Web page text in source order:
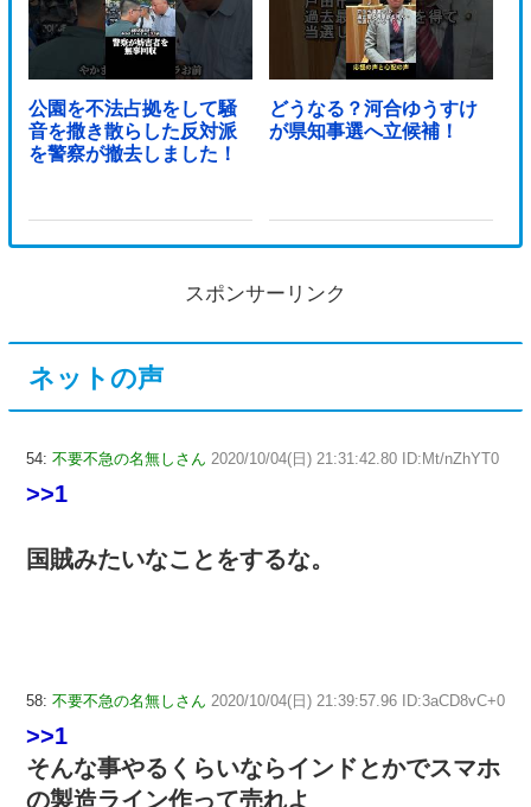
公園を不法占拠をして騒
音を撒き散らした反対派
を警察が撤去しました！
どうなる？河合ゆうすけ
が県知事選へ立候補！
スポンサーリンク
ネットの声
54: 不要不急の名無しさん 2020/10/04(日) 21:31:42.80 ID:Mt/nZhYT0
>>1
国賊みたいなことをするな。
58: 不要不急の名無しさん 2020/10/04(日) 21:39:57.96 ID:3aCD8vC+0
>>1
そんな事やるくらいならインドとかでスマホ
の製造ライン作って売れよ